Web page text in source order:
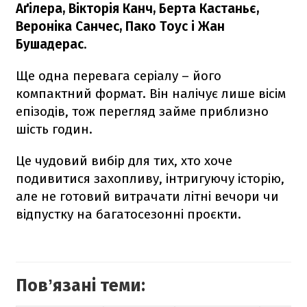
Аґілера, Вікторія Канч, Берта Кастаньє,
Вероніка Санчес, Пако Тоус і Жан
Бушадерас.
Ще одна перевага серіалу – його
компактний формат. Він налічує лише вісім
епізодів, тож перегляд займе приблизно
шість годин.
Це чудовий вибір для тих, хто хоче
подивитися захопливу, інтригуючу історію,
але не готовий витрачати літні вечори чи
відпустку на багатосезонні проєкти.
Повʼязані теми: